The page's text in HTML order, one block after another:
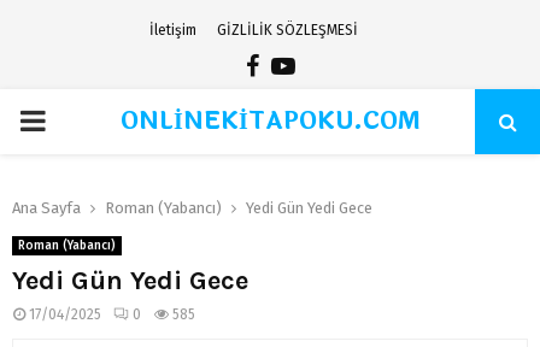
İletişim GİZLİLİK SÖZLEŞMESİ
Facebook
Youtube
PRIMARYONLİNEKİTAPOKU.COM
Ana Sayfa Roman (Yabancı) Yedi Gün Yedi Gece
Roman (Yabancı)
Yedi Gün Yedi Gece
17/04/2025 0 585